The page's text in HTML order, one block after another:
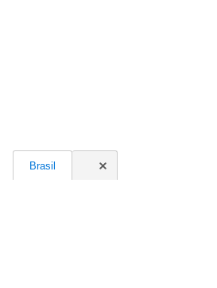
Brasil